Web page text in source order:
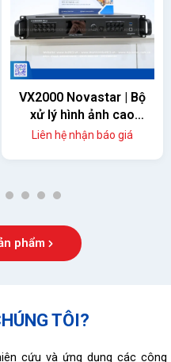
VX2000 Novastar | Bộ
xử lý hình ảnh cao
cấp
Liên hệ nhận báo giá
6 7 8 9
phẩm
TÔI?
cứu và ứng dụng các công